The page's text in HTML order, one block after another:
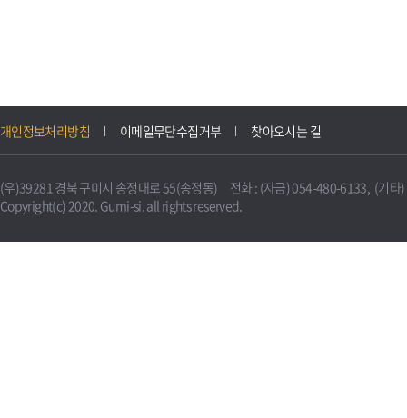
개인정보처리방침 이메일무단수집거부 찾아오시는 길
(우)39281 경북 구미시 송정대로 55(송정동) 전화 : (자금) 054-480-6133, (기타
Copyright(c) 2020. Gumi-si. all rights reserved.